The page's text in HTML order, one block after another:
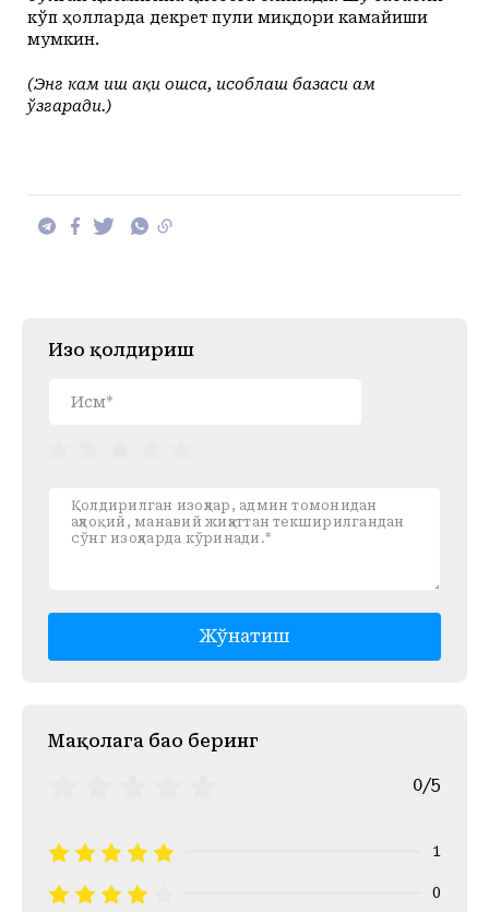
кўп ҳолларда декрет пули миқдори камайиши
мумкин.
(Энг кам иш ҳақи ошса, ҳисоблаш базаси ҳам
ўзгаради.)
Изоҳ қолдириш
Жўнатиш
Mақолага баҳо беринг
0/5
1
0